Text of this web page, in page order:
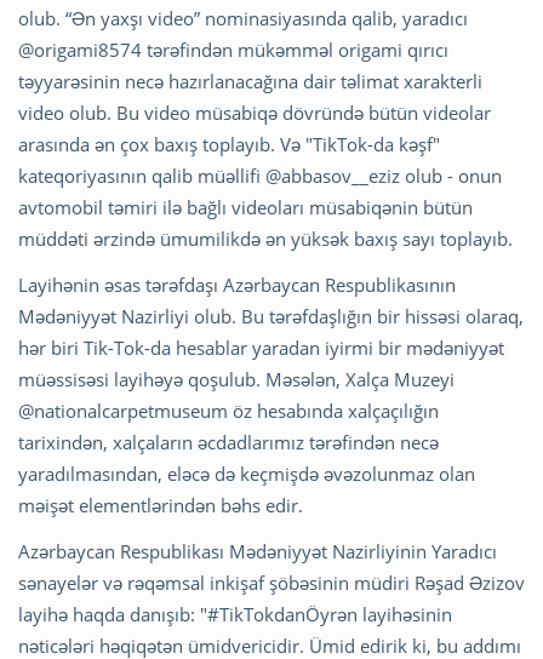
olub. “Ən yaxşı video” nominasiyasında qalib, yaradıcı
@origami8574 tərəfindən mükəmməl origami qırıcı
təyyarəsinin necə hazırlanacağına dair təlimat xarakterli
video olub. Bu video müsabiqə dövründə bütün videolar
arasında ən çox baxış toplayıb. Və "TikTok-da kəşf"
kateqoriyasının qalib müəllifi @abbasov__eziz olub - onun
avtomobil təmiri ilə bağlı videoları müsabiqənin bütün
müddəti ərzində ümumilikdə ən yüksək baxış sayı toplayıb.
Layihənin əsas tərəfdaşı Azərbaycan Respublikasının
Mədəniyyət Nazirliyi olub. Bu tərəfdaşlığın bir hissəsi olaraq,
hər biri Tik-Tok-da hesablar yaradan iyirmi bir mədəniyyət
müəssisəsi layihəyə qoşulub. Məsələn, Xalça Muzeyi
@nationalcarpetmuseum öz hesabında xalçaçılığın
tarixindən, xalçaların əcdadlarımız tərəfindən necə
yaradılmasından, eləcə də keçmişdə əvəzolunmaz olan
məişət elementlərindən bəhs edir.
Azərbaycan Respublikası Mədəniyyət Nazirliyinin Yaradıcı
sənayelər və rəqəmsal inkişaf şöbəsinin müdiri Rəşad Əzizov
layihə haqda danışıb: "#TikTokdanÖyrən layihəsinin
nəticələri həqiqətən ümidvericidir. Ümid edirik ki, bu addımı